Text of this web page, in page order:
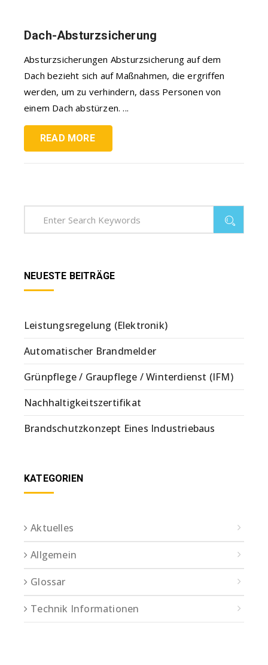
Dach-Absturzsicherung
Absturzsicherungen Absturzsicherung auf dem
Dach bezieht sich auf Maßnahmen, die ergriffen
werden, um zu verhindern, dass Personen von
einem Dach abstürzen. ...
READ MORE
NEUESTE BEITRÄGE
Leistungsregelung (Elektronik)
Automatischer Brandmelder
Grünpflege / Graupflege / Winterdienst (IFM)
Nachhaltigkeitszertifikat
Brandschutzkonzept Eines Industriebaus
KATEGORIEN
Aktuelles
Allgemein
Glossar
Technik Informationen